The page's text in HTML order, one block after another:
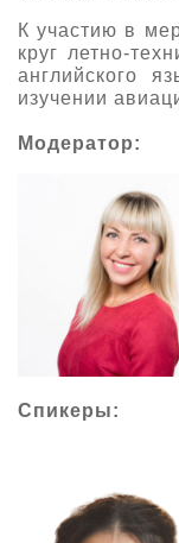
К участию в
круг летно-
английского
изучении
Модератор:
Спикеры: